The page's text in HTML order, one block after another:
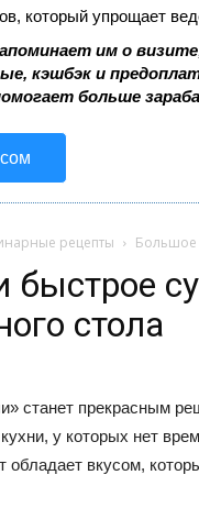
который упрощает
им о
кэшбэк и
больше
рецепты Большое
быстрое
стола
станет прекрасным
у которых нет
обладает вкусом,